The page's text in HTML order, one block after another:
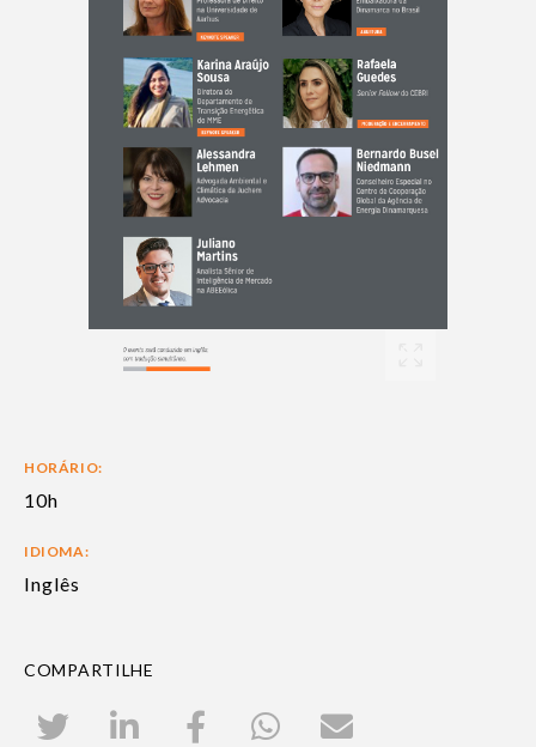
HORÁRIO:
10h
IDIOMA:
Inglês
COMPARTILHE